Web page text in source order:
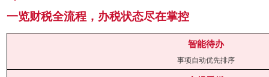
一览财税全流程，办税状态尽在掌控
智能待办
事项自动优先排序